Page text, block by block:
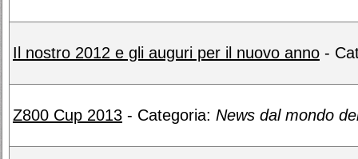
Il nostro 2012 e gli auguri per il nuovo anno -
Z800 Cup 2013 - Categoria: News dal mondo